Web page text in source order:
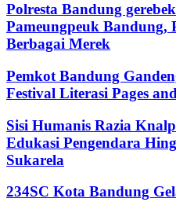
Polresta Bandung
Pameungpeuk Bandung,
Berbagai Merek
Pemkot Bandung
Festival Literasi Pages
Sisi Humanis Razia
Edukasi Pengendara
Sukarela
234SC Kota Bandung